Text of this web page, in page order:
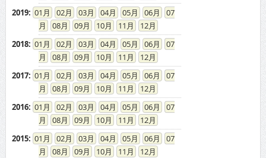
2019: 01 02 03 04 05 06
07
08
09 10 11
12
2018: 01 02 03 04 05 06
07
08
09 10 11
12
2017: 01 02 03 04 05 06
07
08
09 10 11
12
2016: 01 02 03 04 05 06
07
08
09 10 11
12
2015: 01 02 03 04 05 06
07
08
09 10 11
12